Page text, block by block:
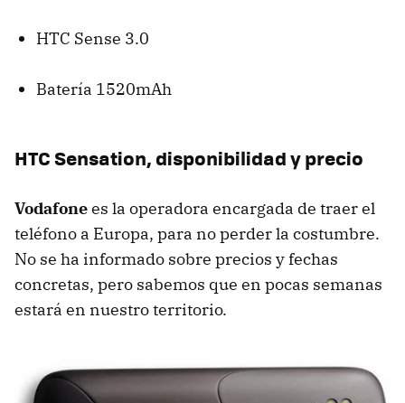
HTC Sense 3.0
Batería 1520mAh
HTCSensation, disponibilidad y precio
Vodafonees la operadora encargada de traer el
teléfono a Europa, para no perder la costumbre.
No se ha informado sobre precios y fechas
concretas, pero sabemos que en pocas semanas
estará en nuestro territorio.